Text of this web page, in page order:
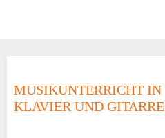
MUSIKUNTERRICHT IN
KLAVIER UND